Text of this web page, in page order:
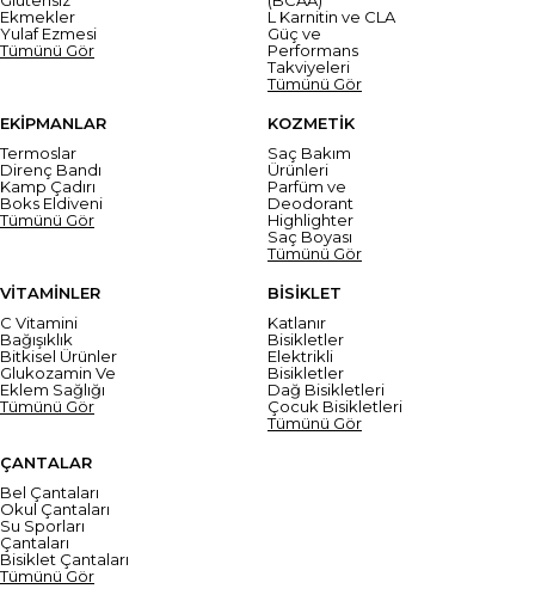
Ekmekler
Yulaf Ezmesi
Tümünü Gör
L Karnitin ve CLA
Güç ve
Performans
Takviyeleri
Tümünü Gör
EKİPMANLAR
Termoslar
Direnç Bandı
Kamp Çadırı
Boks Eldiveni
Tümünü Gör
KOZMETİK
Saç Bakım
Ürünleri
Parfüm ve
Deodorant
Highlighter
Saç Boyası
Tümünü Gör
VİTAMİNLER
C Vitamini
Bağışıklık
Bitkisel Ürünler
Glukozamin Ve
Eklem Sağlığı
Tümünü Gör
BİSİKLET
Katlanır
Bisikletler
Elektrikli
Bisikletler
Dağ Bisikletleri
Çocuk Bisikletleri
Tümünü Gör
ÇANTALAR
Bel Çantaları
Okul Çantaları
Su Sporları
Çantaları
Bisiklet Çantaları
Tümünü Gör